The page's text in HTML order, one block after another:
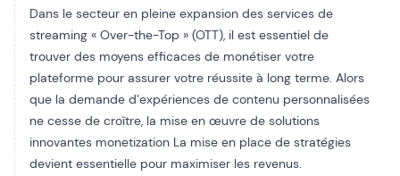
Dans le secteur en pleine expansion des services de
streaming « Over-the-Top » (OTT), il est essentiel de
trouver des moyens efficaces de monétiser votre
plateforme pour assurer votre réussite à long terme. Alors
que la demande d’expériences de contenu personnalisées
ne cesse de croître, la mise en œuvre de solutions
innovantes monetization La mise en place de stratégies
devient essentielle pour maximiser les revenus.